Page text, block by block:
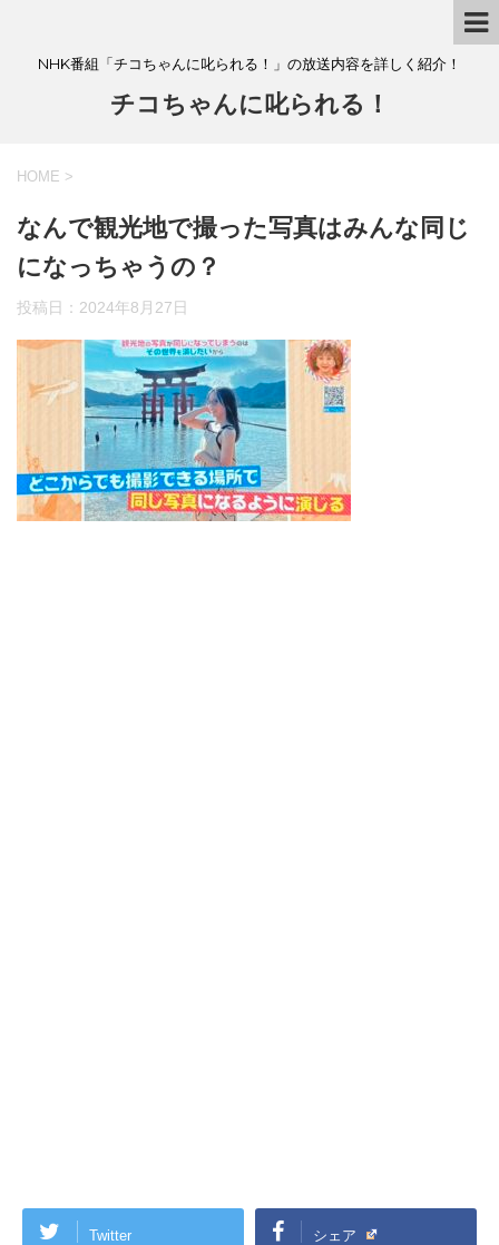
NHK番組「チコちゃんに叱られる！」の放送内容を詳しく紹介！
チコちゃんに叱られる！
HOME >
なんで観光地で撮った写真はみんな同じ
になっちゃうの？
投稿日： 2024年8月27日
Twitter シェア